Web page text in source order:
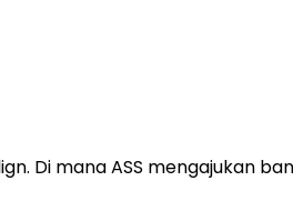
Di mana ASS mengajukan